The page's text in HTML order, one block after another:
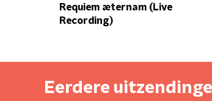
Requiem æternam (Live
Recording)
Eerdere